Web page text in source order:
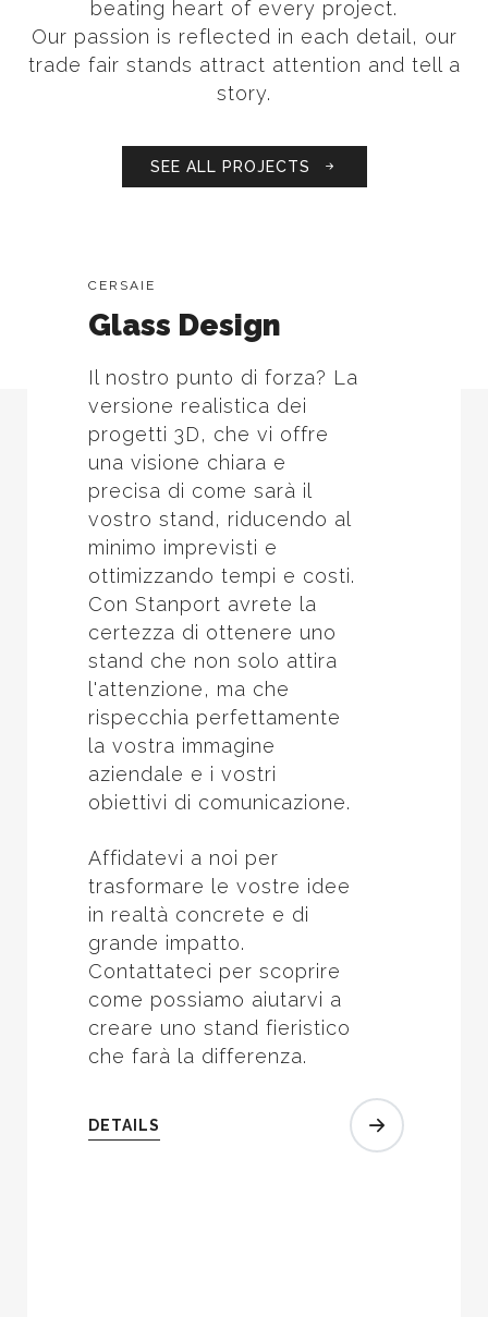
beating heart of every project.
Our passion is reflected in each detail, our
trade fair stands attract attention and tell a
story.
SEE ALL PROJECTS
CERSAIE
Glass Design
Il nostro punto di forza? La
versione realistica dei
progetti 3D, che vi offre
una visione chiara e
precisa di come sarà il
vostro stand, riducendo al
minimo imprevisti e
ottimizzando tempi e costi.
Con Stanport avrete la
certezza di ottenere uno
stand che non solo attira
l'attenzione, ma che
rispecchia perfettamente
la vostra immagine
aziendale e i vostri
obiettivi di comunicazione.
Affidatevi a noi per
trasformare le vostre idee
in realtà concrete e di
grande impatto.
Contattateci per scoprire
come possiamo aiutarvi a
creare uno stand fieristico
che farà la differenza.
DETAILS